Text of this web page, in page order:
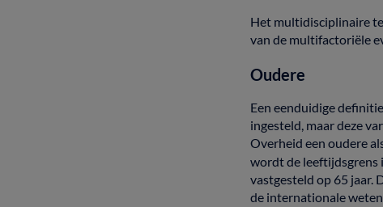
Het multidisciplinaire
vande multifactoriële
Oudere
Eeneenduidige
ingesteld, maardeze
Overheideenoudere
wordtde leeftijdsgrens
vastgesteldop 65 jaar.
de internationale